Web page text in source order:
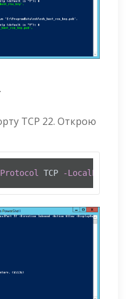
TCP 22. Открою
TCP -LocalPort